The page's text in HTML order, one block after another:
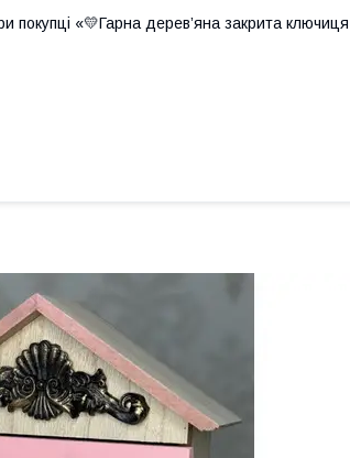
«💛Гарна дерев’яна закрита ключиця